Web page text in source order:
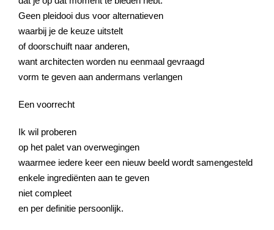
Geen pleidooi dus voor alternatieven
waarbij je de keuze uitstelt
of doorschuift naar anderen,
want architecten worden nu eenmaal gevraagd
vorm te geven aan andermans verlangen
Een voorrecht
Ik wil proberen
op het palet van overwegingen
waarmee iedere keer een nieuw beeld wordt samengesteld
enkele ingrediënten aan te geven
niet compleet
en per definitie persoonlijk.